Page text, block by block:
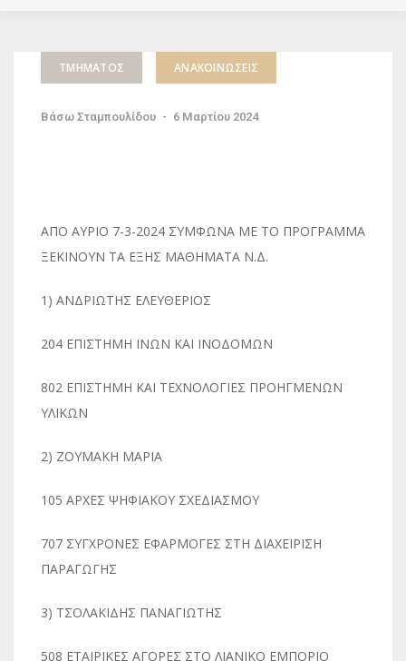
ΤΜΉΜΑΤΟΣ ΑΝΑΚΟΙΝΏΣΕΙΣ
Βάσω Σταμπουλίδου - 6 Μαρτίου 2024
ΑΠΟ ΑΥΡΙΟ 7-3-2024 ΣΥΜΦΩΝΑ ΜΕ ΤΟ ΠΡΟΓΡΑΜΜΑ
ΞΕΚΙΝΟΥΝ ΤΑ ΕΞΗΣ ΜΑΘΗΜΑΤΑ Ν.Δ.
1) ΑΝΔΡΙΩΤΗΣ ΕΛΕΥΘΕΡΙΟΣ
204 ΕΠΙΣΤΗΜΗ ΙΝΩΝ ΚΑΙ ΙΝΟΔΟΜΩΝ
802 ΕΠΙΣΤΗΜΗ ΚΑΙ ΤΕΧΝΟΛΟΓΙΕΣ ΠΡΟΗΓΜΕΝΩΝ
ΥΛΙΚΩΝ
2) ΖΟΥΜΑΚΗ ΜΑΡΙΑ
105 ΑΡΧΕΣ ΨΗΦΙΑΚΟΥ ΣΧΕΔΙΑΣΜΟΥ
707 ΣΥΓΧΡΟΝΕΣ ΕΦΑΡΜΟΓΕΣ ΣΤΗ ΔΙΑΧΕΙΡΙΣΗ
ΠΑΡΑΓΩΓΗΣ
3) ΤΣΟΛΑΚΙΔΗΣ ΠΑΝΑΓΙΩΤΗΣ
508 ΕΤΑΙΡΙΚΕΣ ΑΓΟΡΕΣ ΣΤΟ ΛΙΑΝΙΚΟ ΕΜΠΟΡΙΟ